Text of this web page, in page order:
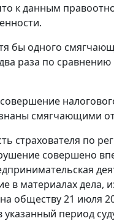
к данным
бы одного
раза по
смягчающими
страхователя по
совершено
в материалах дела,
обществу 21 июля
период